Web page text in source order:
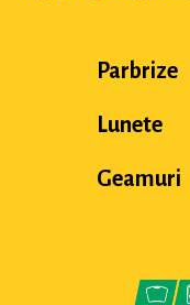
Parbrize
Lunete
Geamuri